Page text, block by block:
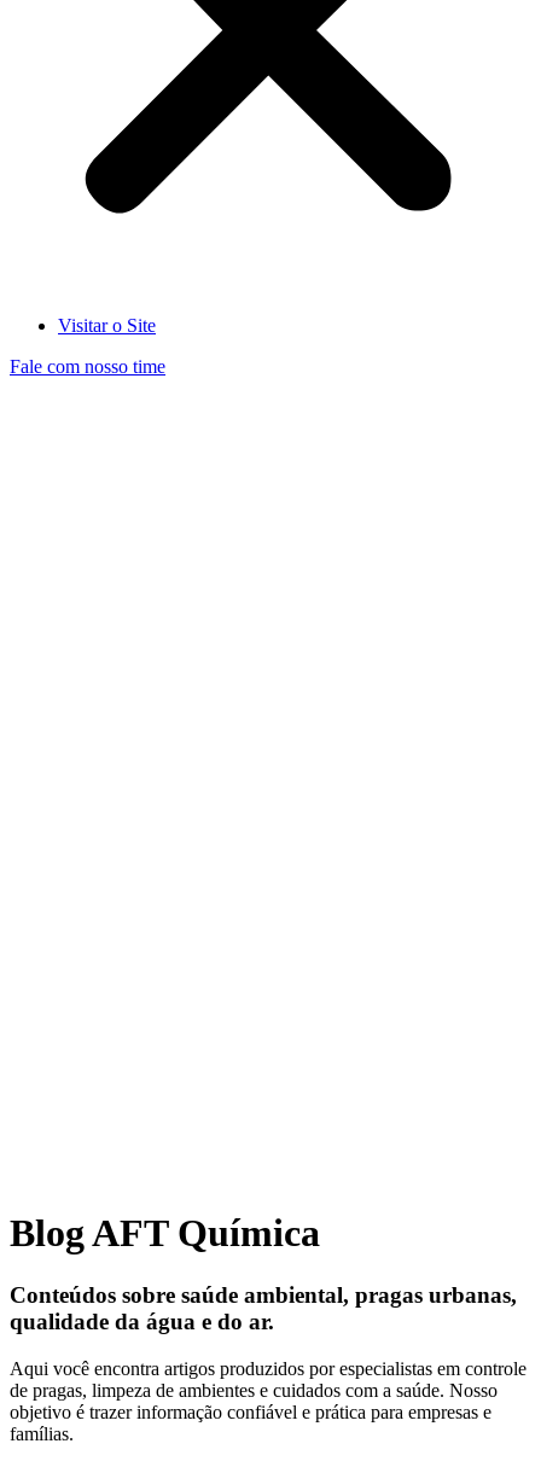
Visitar o Site
Fale com nosso time
Blog AFT Química
Conteúdos sobre saúde ambiental, pragas urbanas,
qualidade da água e do ar.
Aqui você encontra artigos produzidos por especialistas em controle
de pragas, limpeza de ambientes e cuidados com a saúde. Nosso
objetivo é trazer informação confiável e prática para empresas e
famílias.